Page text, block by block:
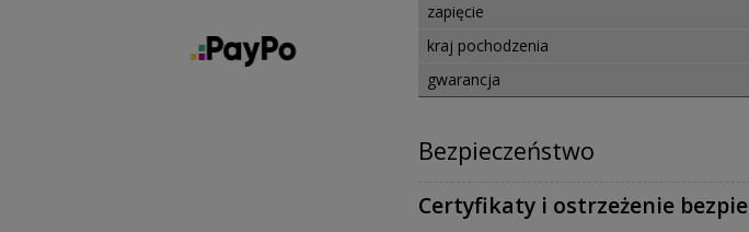
zapięcie
kraj pochodzenia
gwarancja
Bezpieczeństwo
Certyfikaty i ostrzeżenie